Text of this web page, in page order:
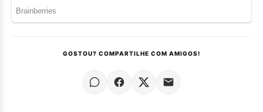
GOSTOU? COMPARTILHE COM AMIGOS!